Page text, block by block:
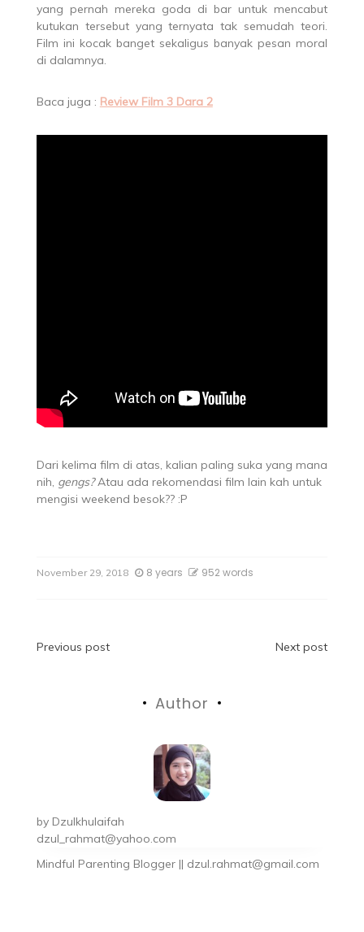
yang pernah mereka goda di bar untuk mencabut
kutukan tersebut yang ternyata tak semudah teori.
Film ini kocak banget sekaligus banyak pesan moral
di dalamnya.
Baca juga : Review Film 3 Dara 2
Dari kelima film di atas, kalian paling suka yang mana
nih, gengs?Atau ada rekomendasi film lain kah untuk
mengisi weekend besok?? :P
November 29, 2018 8 years 952 words
Previous post Next post
Author
by Dzulkhulaifah
dzul_rahmat@yahoo.com
Mindful Parenting Blogger || dzul.rahmat@gmail.com